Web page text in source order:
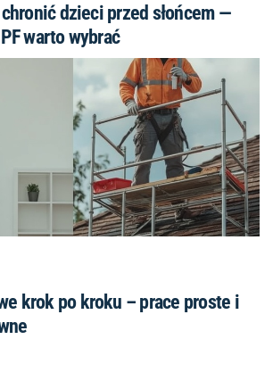
dzieci przed słońcem —
warto wybrać
krok po kroku – prace proste i